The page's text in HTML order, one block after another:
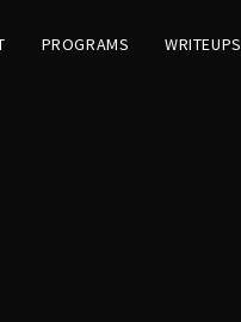
PROGRAMS WRITEUPS